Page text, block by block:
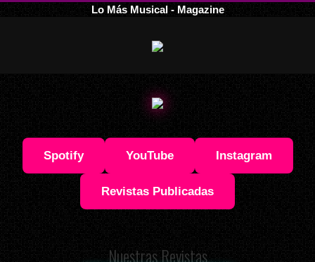
Lo Más Musical - Magazine
Spotify YouTube Instagram
Revistas Publicadas
Nuestras Revistas